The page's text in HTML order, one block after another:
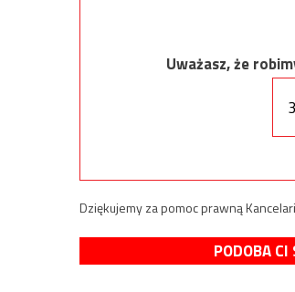
Uważasz, że
Dziękujemy za pomoc prawną
PODOBA